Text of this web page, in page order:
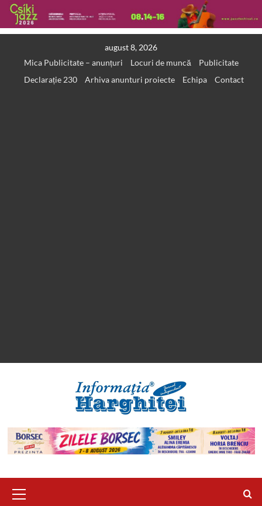
august 8, 2026
Mica Publicitate – anunțuri
Locuri de muncă
Publicitate
Declarație 230
Arhiva anunturi proiecte Echipa Contact
Menu